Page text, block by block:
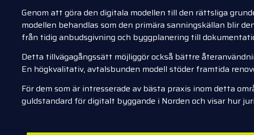
Genom att göra den digitala modellen till den rättsliga
modellen behandlas som den primära sanningskällan blir
från tidig anbudsgivning och byggplanering till
Detta tillvägagångssätt möjliggör också bättre
En högkvalitativ, avtalsbunden modell stöder framtida
För dem som är intresserade av bästa praxis inom detta
guldstandard för digitalt byggande i Norden och visar hur